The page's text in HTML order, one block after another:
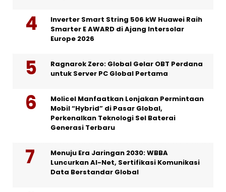
Inverter Smart String 506 kW Huawei Raih
Smarter E AWARD di Ajang Intersolar
Europe 2026
Ragnarok Zero: Global Gelar OBT Perdana
untuk Server PC Global Pertama
Molicel Manfaatkan Lonjakan Permintaan
Mobil “Hybrid” di Pasar Global,
Perkenalkan Teknologi Sel Baterai
Generasi Terbaru
Menuju Era Jaringan 2030: WBBA
Luncurkan AI-Net, Sertifikasi Komunikasi
Data Berstandar Global